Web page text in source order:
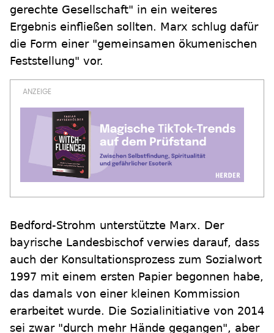
gerechte Gesellschaft" in ein weiteres
Ergebnis einfließen sollten. Marx schlug dafür
die Form einer "gemeinsamen ökumenischen
Feststellung" vor.
Bedford-Strohm unterstützte Marx. Der
bayrische Landesbischof verwies darauf, dass
auch der Konsultationsprozess zum Sozialwort
1997 mit einem ersten Papier begonnen habe,
das damals von einer kleinen Kommission
erarbeitet wurde. Die Sozialinitiative von 2014
sei zwar "durch mehr Hände gegangen", aber